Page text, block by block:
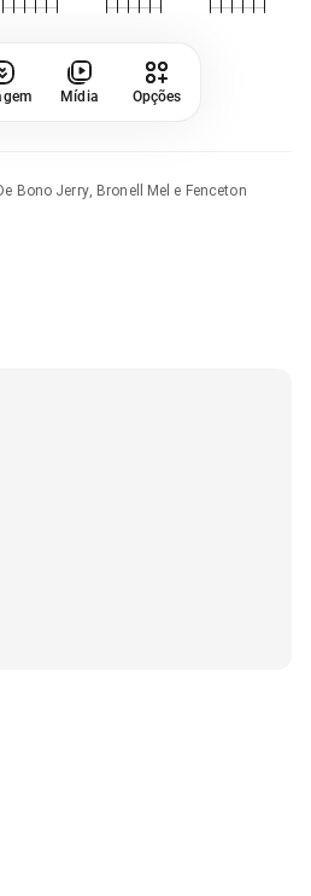
Mídia Opções
Bono Jerry, Bronell Mel e Fenceton